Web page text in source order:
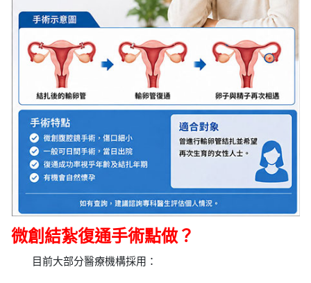
微創結紮復通手術點做？
目前大部分醫療機構採用：